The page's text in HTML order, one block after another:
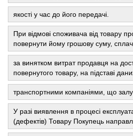
якості у час до його передачі.
При відмові споживача від товару
повернути йому грошову суму,
за винятком витрат продавця на
повернутого товару, на підставі
транспортними компаніями, що
У разі виявлення в процесі
(дефектів) Товару Покупець